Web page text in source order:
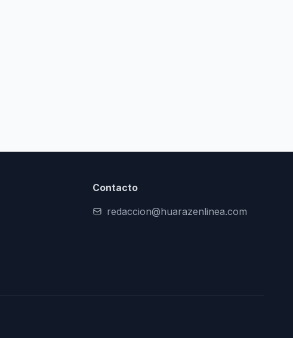
Contacto
redaccion@huarazenlinea.com